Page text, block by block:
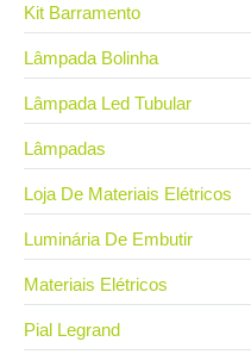
Kit Barramento
Lâmpada Bolinha
Lâmpada Led Tubular
Lâmpadas
Loja De Materiais Elétricos
Luminária De Embutir
Materiais Elétricos
Pial Legrand